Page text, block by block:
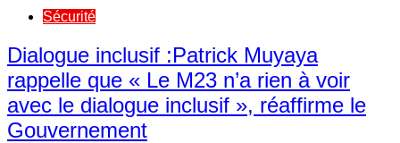
Sécurité
Dialogue inclusif :Patrick Muyaya
rappelle que « Le M23 n’a rien à voir
avec le dialogue inclusif », réaffirme le
Gouvernement